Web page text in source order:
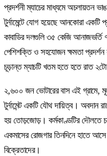
প্রদর্শনী ম্যাচের মাধ্যমে অচলায়তন
টুর্নামেন্টে যোগ হয়েছে আনকোরা একটি
কাবাডির দলগুলি ৩৫ কেজি আনাজভর্তি
পেশিশক্তি ও সহযোজন ক্ষমতা প্রদর্শন
চূড়ান্ত ম্যাচটি খতম হতে হতে রাত
২,৬০০ জন ভোটারের বাস এই গ্রামে,
টুর্নামেন্ট একটি যৌথ দায়িত্ব।
হয় তোড়জোড়। কর্মকাণ্ডটির দৌলতে
একমাসের রোজগার তিনদিনে হাতে
বিক্রেতাদের।